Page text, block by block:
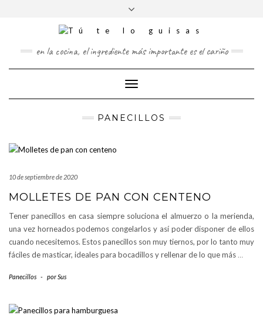
TWITTERPINTEREST
cabecera
en la cocina, el ingrediente más importante es el cariño
Cambiar
modo
navegación
PANECILLOS
10 de septiembre de 2020
MOLLETES DE PAN CON CENTENO
Tener panecillos en casa siempre soluciona el almuerzo o la merienda,
una vez horneados podemos congelarlos y así poder disponer de ellos
cuando necesitemos. Estos panecillos son muy tiernos, por lo tanto muy
fáciles de masticar, ideales para bocadillos y rellenar de lo que más …
Panecillos - porSus